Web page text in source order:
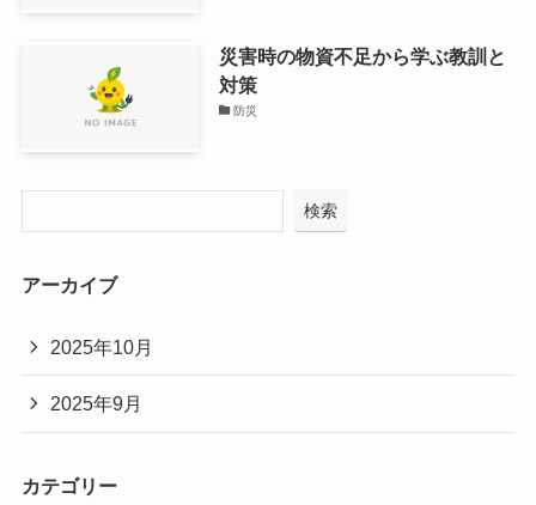
災害時の物資不足から学ぶ教訓と
対策
防災
検索
アーカイブ
2025年10月
2025年9月
カテゴリー